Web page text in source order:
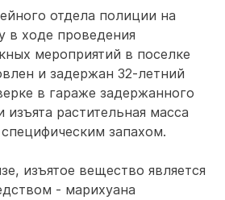
отдела полиции на
в ходе проведения
мероприятий в поселке
и задержан 32-летний
в гараже задержанного
растительная масса
запахом.
изъятое вещество является
- марихуана